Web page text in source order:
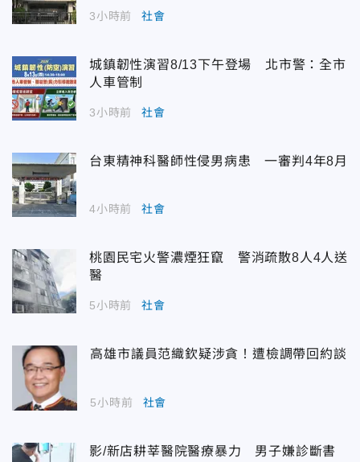
3小時前 社會
城鎮韌性演習8/13下午登場 北市警：全市
人車管制
3小時前 社會
台東精神科醫師性侵男病患 一審判4年8月
4小時前 社會
桃園民宅火警濃煙狂竄 警消疏散8人4人送
醫
5小時前 社會
高雄市議員范織欽疑涉貪！遭檢調帶回約談
5小時前 社會
影/新店耕莘醫院醫療暴力 男子嫌診斷書